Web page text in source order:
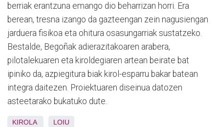
berriak erantzuna emango dio beharrizan horri. Era
berean, tresna izango da gazteengan zein nagusiengan
jarduera fisikoa eta ohitura osasungarriak sustatzeko.
Bestalde, Begoñak adierazitakoaren arabera,
pilotalekuaren eta kiroldegiaren artean beirate bat
ipiniko da, azpiegitura biak kirol-esparru bakar batean
integra daitezen. Proiektuaren diseinua datozen
asteetarako bukatuko dute.
KIROLA LOIU